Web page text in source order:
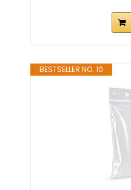
BESTSELLER NO. 10